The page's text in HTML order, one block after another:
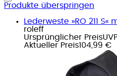
Produkte überspringen
Lederweste »RO 211
roleff
Ursprünglicher Preis
Aktueller Preis104,99 €